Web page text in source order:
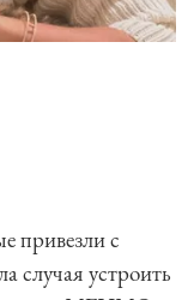
привезли с
случая устроить